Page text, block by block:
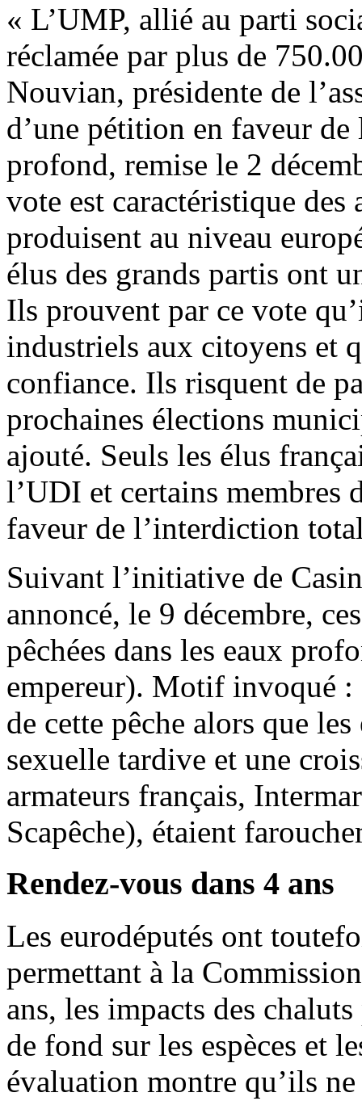
« L’UMP, allié au parti
réclamée par plus de
Nouvian, présidente de
d’une pétition en faveur
profond, remise le 2
vote est caractéristique
produisent au niveau
élus des grands partis ont
Ils prouvent par ce vote
industriels aux citoyens et
confiance. Ils risquent de
prochaines élections
ajouté. Seuls les élus
l’UDI et certains membres
faveur de l’interdiction
Suivant l’initiative de
annoncé, le 9 décembre,
pêchées dans les eaux
empereur). Motif invoqué :
de cette pêche alors que
sexuelle tardive et une
armateurs français,
Scapêche), étaient
Rendez-vous dans 4 ans
Les eurodéputés ont
permettant à la
ans, les impacts des
de fond sur les espèces et
évaluation montre qu’ils